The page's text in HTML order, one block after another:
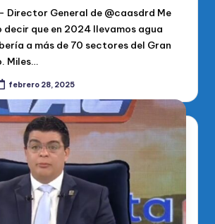
Director General de @caasdrd Me
decir que en 2024 llevamos agua
a más de 70 sectores del Gran
Miles…
febrero 28, 2025